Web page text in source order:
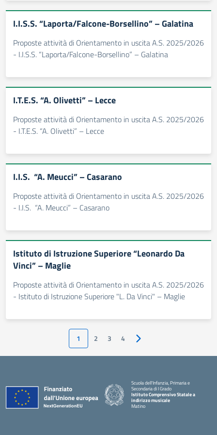
I.I.S.S. “Laporta/Falcone-Borsellino” – Galatina
Proposte attività di Orientamento in uscita A.S. 2025/2026
- I.I.S.S. “Laporta/Falcone-Borsellino” – Galatina
I.T.E.S. “A. Olivetti” – Lecce
Proposte attività di Orientamento in uscita A.S. 2025/2026
- I.T.E.S. “A. Olivetti” – Lecce
I.I.S. “A. Meucci” – Casarano
Proposte attività di Orientamento in uscita A.S. 2025/2026
- I.I.S. “A. Meucci” – Casarano
Istituto di Istruzione Superiore “Leonardo Da
Vinci” – Maglie
Proposte attività di Orientamento in uscita A.S. 2025/2026
- Istituto di Istruzione Superiore "L. Da Vinci" – Maglie
1 2 3 4 Pagina successiva
Scuola dell'Infanzia, Primaria e
Secondaria di I Grado
Istituto Comprensivo Statale a
indirizzo musicale
Matino